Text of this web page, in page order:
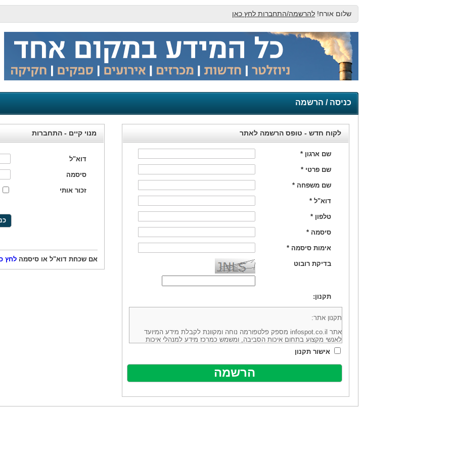
שלום אורח! להרשמה/התחברות לחץ כאן
כניסה / הרשמה
מנוי קיים - התחברות
דוא"ל
סיסמה
זכור אותי
אם שכחת דוא"ל או סיסמה לחץ
לקוח חדש - טופס הרשמה לאתר
שם ארגון *
שם פרטי *
שם משפחה *
דוא"ל *
טלפון *
סיסמה *
אימות סיסמה *
בדיקת רובוט
תקנון:
תקנון אתר:
אתר infospot.co.il מספק פלטפורמה נוחה ומקוונת לקבלת מידע המיועד
לאנשי מקצוע בתחום איכות הסביבה, ומשמש כמרכז מידע למנהלי איכות
סביבה (להלן: "המידע"). האתר בבעלותה ובניהולה של חברת יזמות וידע
מיקוד 6113102 ובדוא"ל: office@infospot.co.il (להלן: "האתר").
האתר אינו מספק את השירותים המפורסמים באתר ע"י ספקים שונים, איננו
מוכר את השירות המוצע באתר ע"י ספקים שונים, איננו מעורב במתן השירות
אלקטרונית של פרסום עבור נותני שירותים אלו. במילים אחרות, האחריות על
ביצוע העסקה בין הגולשים לבין המפרסמים נותני השירות ואיכותה מוטלת על
אישור תקנון